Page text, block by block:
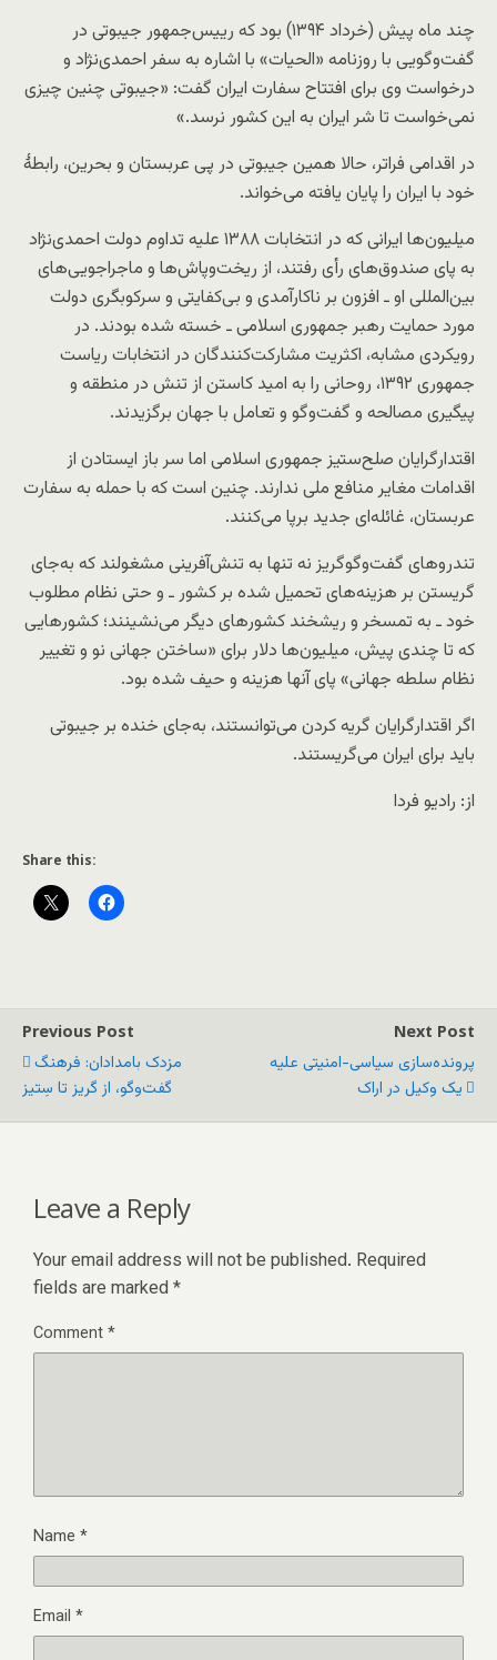
چند ماه پیش (خرداد ۱۳۹۴) بود که رییس‌جمهور جیبوتی در
گفت‌وگویی با روزنامه «الحیات» با اشاره به سفر احمدی‌نژاد و
درخواست وی برای افتتاح سفارت ایران گفت: «جیبوتی چنین چیزی
نمی‌خواست تا شر ایران به این کشور نرسد.»
در اقدامی فرا‌تر، حالا همین جیبوتی در پی عربستان و بحرین، رابطهٔ
خود با ایران را پایان یافته می‌خواند.
میلیون‌ها ایرانی که در انتخابات ۱۳۸۸ علیه تداوم دولت احمدی‌نژاد
به پای صندوق‌های رأی رفتند، از ریخت‌وپاش‌ها و ماجراجویی‌های
بین‌المللی او ـ افزون بر ناکارآمدی و بی‌کفایتی و سرکوبگری دولت‌
مورد حمایت رهبر جمهوری اسلامی ـ خسته شده بودند. در
رویکردی مشابه، اکثریت مشارکت‌کنندگان در انتخابات ریاست
جمهوری ۱۳۹۲، روحانی را به امید کاستن از تنش در منطقه و
پیگیری مصالحه و گفت‌وگو و تعامل با جهان برگزیدند.
اقتدارگرایان صلح‌ستیز جمهوری اسلامی اما سر باز ایستادن از
اقدامات مغایر منافع ملی ندارند. چنین است که با حمله به سفارت
عربستان، غائله‌ای جدید برپا می‌کنند.
تندروهای گفت‌وگوگریز نه تنها به تنش‌آفرینی مشغولند که به‌جای
گریستن بر هزینه‌های تحمیل شده بر کشور ـ و حتی نظام مطلوب
خود ـ به تمسخر و ریشخند کشورهای دیگر می‌نشینند؛ کشورهایی
که تا چندی پیش، میلیون‌ها دلار برای «ساختن جهانی نو و تغییر
نظام سلطه جهانی» پای آنها هزینه و حیف شده بود.
اگر اقتدارگرایان گریه کردن می‌توانستند، به‌جای خنده بر جیبوتی
باید برای ایران می‌گریستند.
از: رادیو فردا
Share this:
Previous Post
مزدک بامدادان: فرهنگ
گفت‌وگو، از گریز تا سِتیز
Next Post
پرونده‌سازی سیاسی-امنیتی علیه
یک وکیل در اراک
Leave a Reply
Your email address will not be published. Required
fields are marked *
Comment*
Name *
Email *